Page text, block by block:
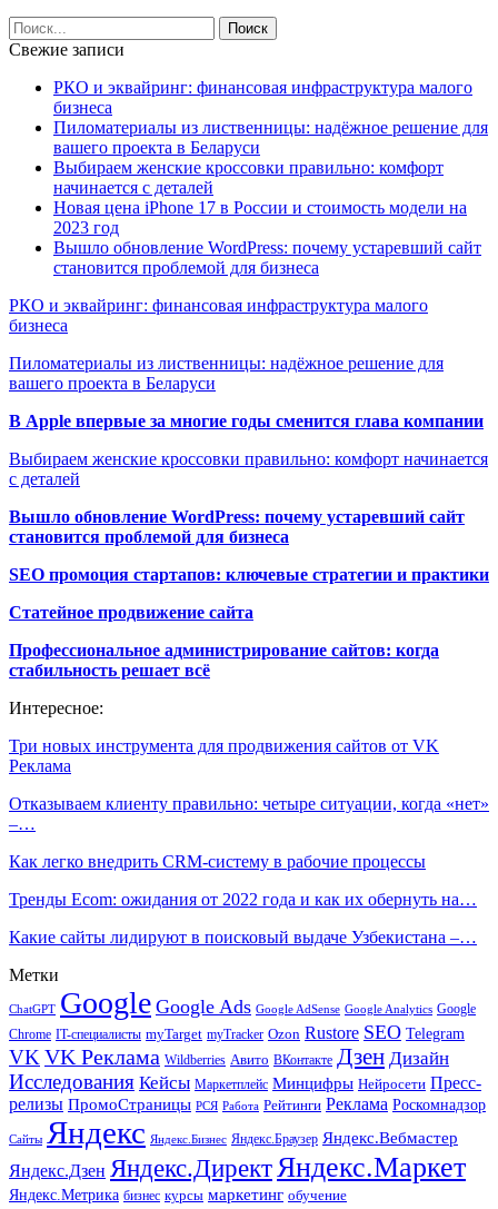
Свежие записи
РКО и эквайринг: финансовая инфраструктура малого
бизнеса
Пиломатериалы из лиственницы: надёжное решение для
вашего проекта в Беларуси
Выбираем женские кроссовки правильно: комфорт
начинается с деталей
Новая цена iPhone 17 в России и стоимость модели на
2023 год
Вышло обновление WordPress: почему устаревший сайт
становится проблемой для бизнеса
РКО и эквайринг: финансовая инфраструктура малого
бизнеса
Пиломатериалы из лиственницы: надёжное решение для
вашего проекта в Беларуси
В Apple впервые за многие годы сменится глава компании
Выбираем женские кроссовки правильно: комфорт начинается
с деталей
Вышло обновление WordPress: почему устаревший сайт
становится проблемой для бизнеса
SEO промоция стартапов: ключевые стратегии и практики
Статейное продвижение сайта
Профессиональное администрирование сайтов: когда
стабильность решает всё
Интересное:
Три новых инструмента для продвижения сайтов от VK
Реклама
Отказываем клиенту правильно: четыре ситуации, когда «нет»
–…
Как легко внедрить CRM-систему в рабочие процессы
Тренды Ecom: ожидания от 2022 года и как их обернуть на…
Какие сайты лидируют в поисковый выдаче Узбекистана –…
Метки
ChatGPT Google Google Ads Google AdSense Google Analytics Google
Chrome IT-специалисты myTarget myTracker Ozon Rustore SEO Telegram
VK VK Реклама Wildberries Авито ВКонтакте Дзен Дизайн
Исследования Кейсы Маркетплейс Минцифры Нейросети Пресс-
релизы ПромоСтраницы РСЯ Работа Рейтинги Реклама Роскомнадзор
Сайты Яндекс Яндекс.Бизнес Яндекс.Браузер Яндекс.Вебмастер
Яндекс.Дзен Яндекс.ДиректЯндекс.Маркет
Яндекс.Метрика бизнес курсы маркетинг обучение